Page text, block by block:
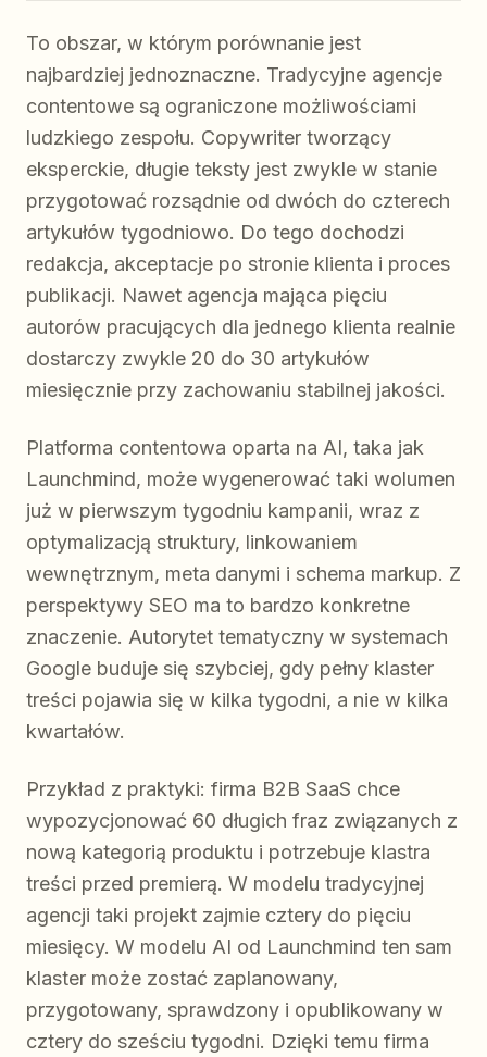
To obszar, w którym porównanie jest
najbardziej jednoznaczne. Tradycyjne agencje
contentowe są ograniczone możliwościami
ludzkiego zespołu. Copywriter tworzący
eksperckie, długie teksty jest zwykle w stanie
przygotować rozsądnie od dwóch do czterech
artykułów tygodniowo. Do tego dochodzi
redakcja, akceptacje po stronie klienta i proces
publikacji. Nawet agencja mająca pięciu
autorów pracujących dla jednego klienta realnie
dostarczy zwykle 20 do 30 artykułów
miesięcznie przy zachowaniu stabilnej jakości.
Platforma contentowa oparta na AI, taka jak
Launchmind, może wygenerować taki wolumen
już w pierwszym tygodniu kampanii, wraz z
optymalizacją struktury, linkowaniem
wewnętrznym, meta danymi i schema markup. Z
perspektywy SEO ma to bardzo konkretne
znaczenie. Autorytet tematyczny w systemach
Google buduje się szybciej, gdy pełny klaster
treści pojawia się w kilka tygodni, a nie w kilka
kwartałów.
Przykład z praktyki: firma B2B SaaS chce
wypozycjonować 60 długich fraz związanych z
nową kategorią produktu i potrzebuje klastra
treści przed premierą. W modelu tradycyjnej
agencji taki projekt zajmie cztery do pięciu
miesięcy. W modelu AI od Launchmind ten sam
klaster może zostać zaplanowany,
przygotowany, sprawdzony i opublikowany w
cztery do sześciu tygodni. Dzięki temu firma